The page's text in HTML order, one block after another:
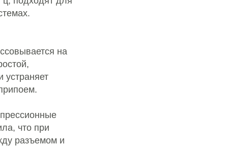
на
что при
разъемом и